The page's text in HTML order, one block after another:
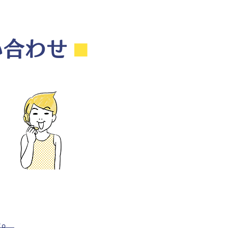
わせ ⬛︎